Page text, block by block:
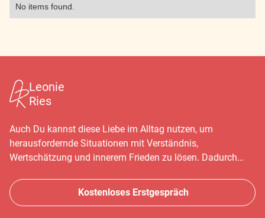
No items found.
Leonie
Ries
Auch Du kannst diese Liebe im Alltag nutzen, um
herausfordernde Situationen mit Verständnis,
Wertschätzung und innerem Frieden zu lösen. Dadurch
Kind.
Kostenloses Erstgespräch